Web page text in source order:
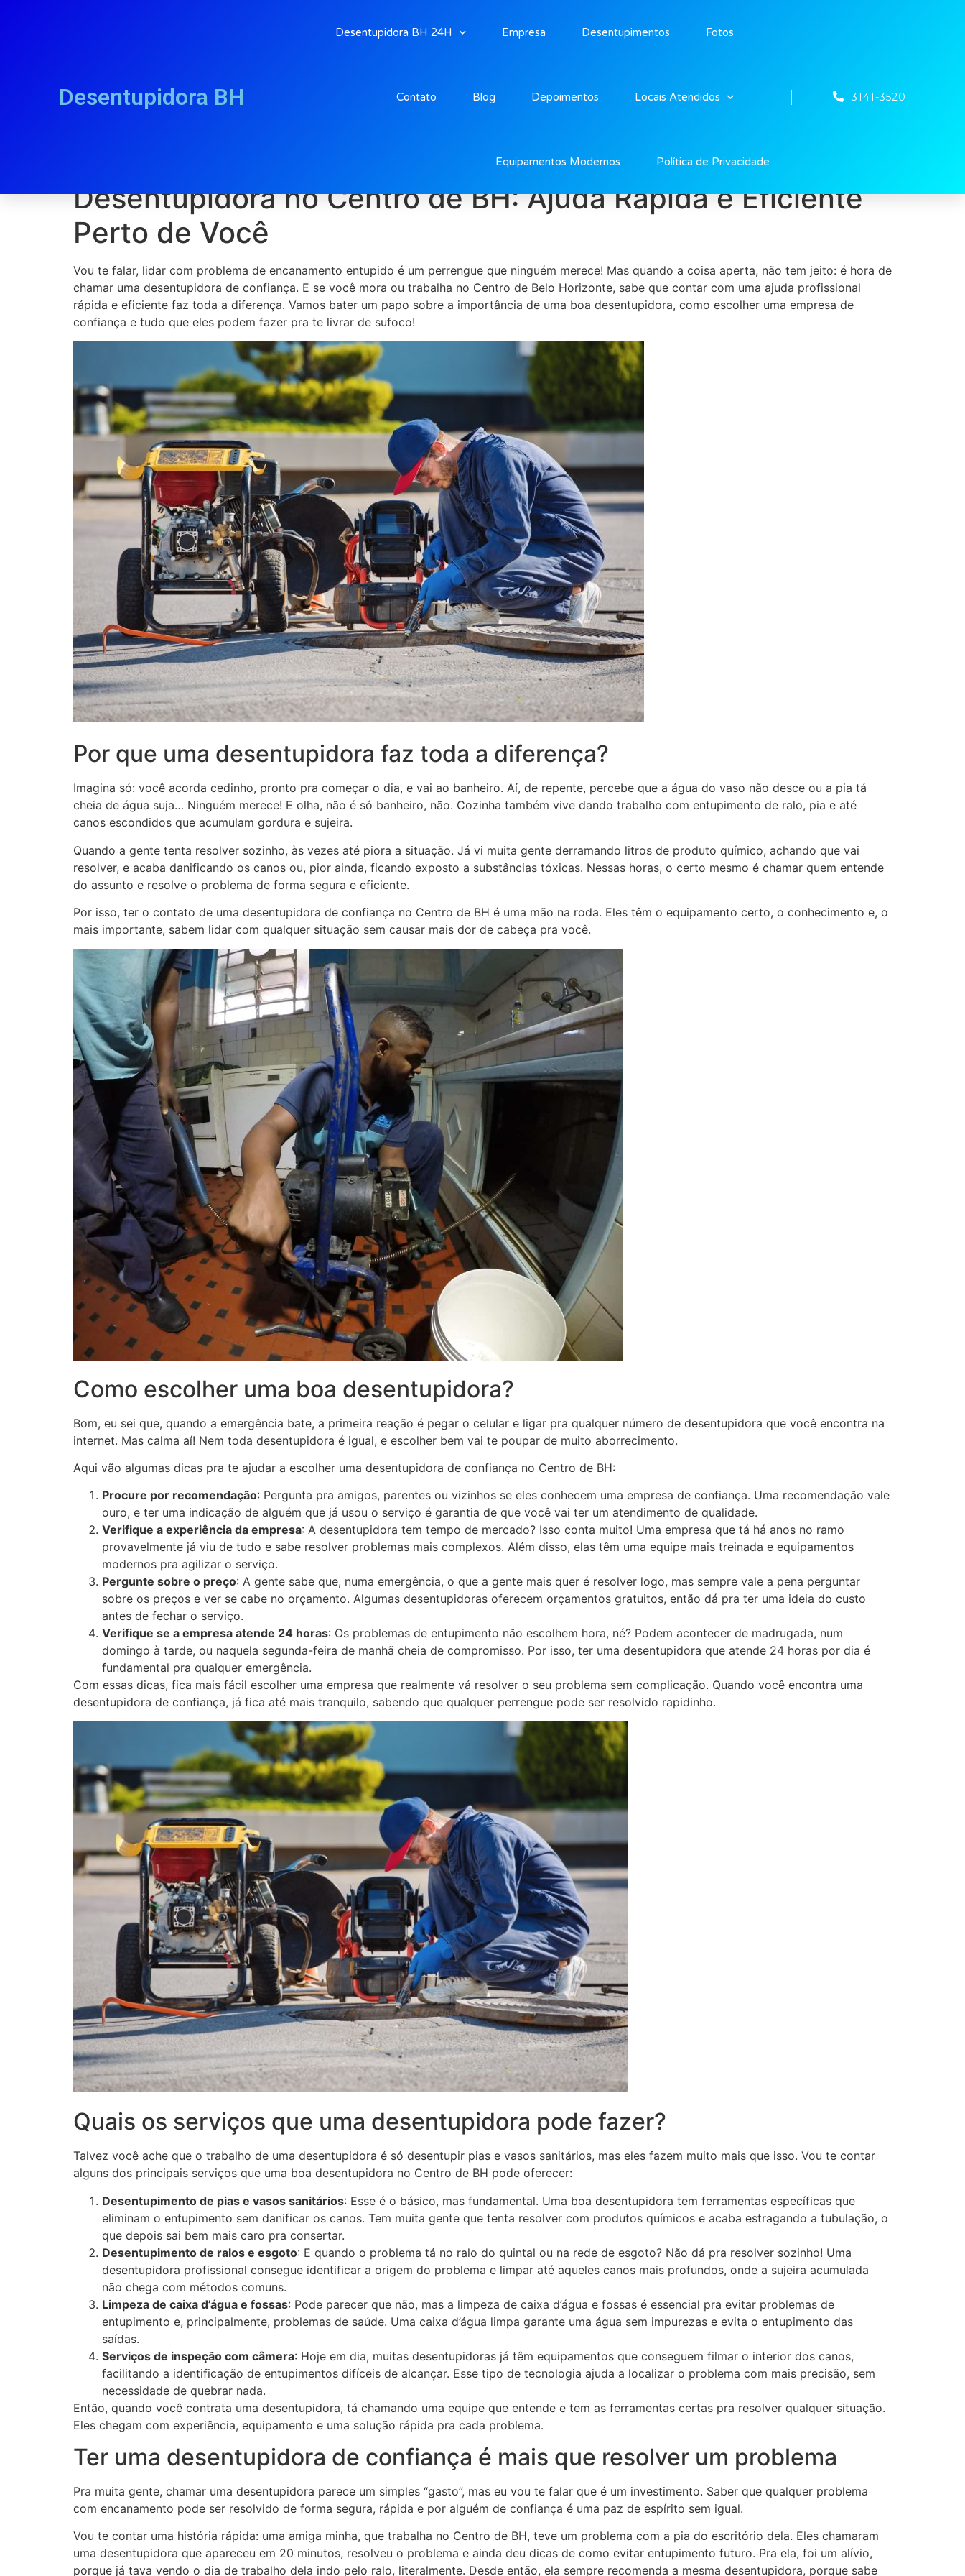
Desentupidora BH
Desentupidora BH 24H Empresa Desentupimentos Fotos
Contato Blog Depoimentos Locais Atendidos
Equipamentos Modernos Política de Privacidade
3141-3520
Desentupidora no Centro de BH: Ajuda Rápida e Eficiente
Perto de Você
Vou te falar, lidar com problema de encanamento entupido é um perrengue que ninguém merece! Mas quando a coisa aperta, não tem jeito: é hora de
chamar uma desentupidora de confiança. E se você mora ou trabalha no Centro de Belo Horizonte, sabe que contar com uma ajuda profissional
rápida e eficiente faz toda a diferença. Vamos bater um papo sobre a importância de uma boa desentupidora, como escolher uma empresa de
confiança e tudo que eles podem fazer pra te livrar de sufoco!
Por que uma desentupidora faz toda a diferença?
Imagina só: você acorda cedinho, pronto pra começar o dia, e vai ao banheiro. Aí, de repente, percebe que a água do vaso não desce ou a pia tá
cheia de água suja… Ninguém merece! E olha, não é só banheiro, não. Cozinha também vive dando trabalho com entupimento de ralo, pia e até
canos escondidos que acumulam gordura e sujeira.
Quando a gente tenta resolver sozinho, às vezes até piora a situação. Já vi muita gente derramando litros de produto químico, achando que vai
resolver, e acaba danificando os canos ou, pior ainda, ficando exposto a substâncias tóxicas. Nessas horas, o certo mesmo é chamar quem entende
do assunto e resolve o problema de forma segura e eficiente.
Por isso, ter o contato de uma desentupidora de confiança no Centro de BH é uma mão na roda. Eles têm o equipamento certo, o conhecimento e, o
mais importante, sabem lidar com qualquer situação sem causar mais dor de cabeça pra você.
Como escolher uma boa desentupidora?
Bom, eu sei que, quando a emergência bate, a primeira reação é pegar o celular e ligar pra qualquer número de desentupidora que você encontra na
internet. Mas calma aí! Nem toda desentupidora é igual, e escolher bem vai te poupar de muito aborrecimento.
Aqui vão algumas dicas pra te ajudar a escolher uma desentupidora de confiança no Centro de BH:
Procure por recomendação: Pergunta pra amigos, parentes ou vizinhos se eles conhecem uma empresa de confiança. Uma recomendação vale
ouro, e ter uma indicação de alguém que já usou o serviço é garantia de que você vai ter um atendimento de qualidade.
Verifique a experiência da empresa: A desentupidora tem tempo de mercado? Isso conta muito! Uma empresa que tá há anos no ramo
provavelmente já viu de tudo e sabe resolver problemas mais complexos. Além disso, elas têm uma equipe mais treinada e equipamentos
modernos pra agilizar o serviço.
Pergunte sobre o preço: A gente sabe que, numa emergência, o que a gente mais quer é resolver logo, mas sempre vale a pena perguntar
sobre os preços e ver se cabe no orçamento. Algumas desentupidoras oferecem orçamentos gratuitos, então dá pra ter uma ideia do custo
antes de fechar o serviço.
Verifique se a empresa atende 24 horas: Os problemas de entupimento não escolhem hora, né? Podem acontecer de madrugada, num
domingo à tarde, ou naquela segunda-feira de manhã cheia de compromisso. Por isso, ter uma desentupidora que atende 24 horas por dia é
fundamental pra qualquer emergência.
Com essas dicas, fica mais fácil escolher uma empresa que realmente vá resolver o seu problema sem complicação. Quando você encontra uma
desentupidora de confiança, já fica até mais tranquilo, sabendo que qualquer perrengue pode ser resolvido rapidinho.
Quais os serviços que uma desentupidora pode fazer?
Talvez você ache que o trabalho de uma desentupidora é só desentupir pias e vasos sanitários, mas eles fazem muito mais que isso. Vou te contar
alguns dos principais serviços que uma boa desentupidora no Centro de BH pode oferecer:
Desentupimento de pias e vasos sanitários: Esse é o básico, mas fundamental. Uma boa desentupidora tem ferramentas específicas que
eliminam o entupimento sem danificar os canos. Tem muita gente que tenta resolver com produtos químicos e acaba estragando a tubulação, o
que depois sai bem mais caro pra consertar.
Desentupimento de ralos e esgoto: E quando o problema tá no ralo do quintal ou na rede de esgoto? Não dá pra resolver sozinho! Uma
desentupidora profissional consegue identificar a origem do problema e limpar até aqueles canos mais profundos, onde a sujeira acumulada
não chega com métodos comuns.
Limpeza de caixa d’água e fossas: Pode parecer que não, mas a limpeza de caixa d’água e fossas é essencial pra evitar problemas de
entupimento e, principalmente, problemas de saúde. Uma caixa d’água limpa garante uma água sem impurezas e evita o entupimento das
saídas.
Serviços de inspeção com câmera: Hoje em dia, muitas desentupidoras já têm equipamentos que conseguem filmar o interior dos canos,
facilitando a identificação de entupimentos difíceis de alcançar. Esse tipo de tecnologia ajuda a localizar o problema com mais precisão, sem
necessidade de quebrar nada.
Então, quando você contrata uma desentupidora, tá chamando uma equipe que entende e tem as ferramentas certas pra resolver qualquer situação.
Eles chegam com experiência, equipamento e uma solução rápida pra cada problema.
Ter uma desentupidora de confiança é mais que resolver um problema
Pra muita gente, chamar uma desentupidora parece um simples “gasto”, mas eu vou te falar que é um investimento. Saber que qualquer problema
com encanamento pode ser resolvido de forma segura, rápida e por alguém de confiança é uma paz de espírito sem igual.
Vou te contar uma história rápida: uma amiga minha, que trabalha no Centro de BH, teve um problema com a pia do escritório dela. Eles chamaram
uma desentupidora que apareceu em 20 minutos, resolveu o problema e ainda deu dicas de como evitar entupimento futuro. Pra ela, foi um alívio,
porque já tava vendo o dia de trabalho dela indo pelo ralo, literalmente. Desde então, ela sempre recomenda a mesma desentupidora, porque sabe